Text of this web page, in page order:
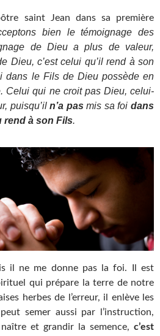
saint Jean dans sa première
bien le témoignage des
de Dieu a plus de valeur,
Dieu, c’est celui qu’il rend à son
dans le Fils de Dieu possède en
Celui qui ne croit pas Dieu, celui-
puisqu’iln’a pas mis sa foidans
rend à son Fils.
il ne me donne pas la foi. Il est
qui prépare la terre de notre
herbes de l’erreur, il enlève les
semer aussi par l’instruction,
et grandir la semence, c’est